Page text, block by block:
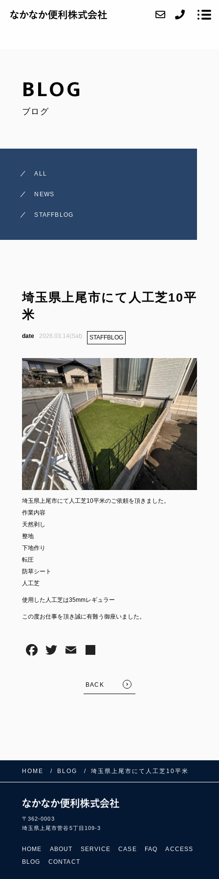
FOLLOW US:
BLOG
ブログ
ALL
NEWS
STAFFBLOG
埼玉県上尾市にて人工芝10平
米
2026.03.14(Sat) STAFFBLOG
埼玉県上尾市にて人工芝10平米のご依頼を頂きました。
作業内容
天然剥し
整地
下地作り
転圧
防草シート
人工芝
使用した人工芝は35mmレギュラー
この度お仕事を頂き誠に有難う御座いました。
BACK
HOME BLOG 埼玉県上尾市にて人工芝10平米
〒362-0003
埼玉県上尾市菅谷5丁目109-3
HOME ABOUT SERVICE CASE FAQ
ACCESS
BLOG
CONTACT